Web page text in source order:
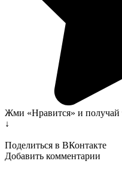
Жми «Нравится» и получай
↓
Поделиться в ВКонтакте
Добавить комментарии